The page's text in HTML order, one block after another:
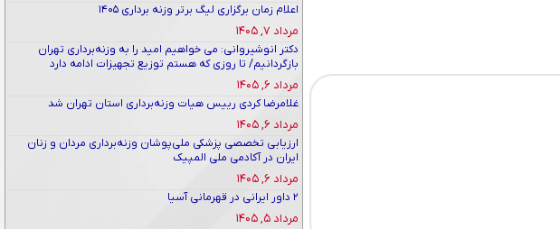
اعلام زمان برگزاری لیگ برتر وزنه برداری ۱۴۰۵
مرداد ۷, ۱۴۰۵
دکتر انوشیروانی: می خواهیم امید را به وزنه‌برداری تهران
بازگردانیم/ تا روزی که هستم توزیع تجهیزات ادامه دارد
مرداد ۶, ۱۴۰۵
غلامرضا کردی رییس هیات وزنه‌برداری استان تهران شد
مرداد ۶, ۱۴۰۵
ارزیابی تخصصی پزشکی ملی‌پوشان وزنه‌برداری مردان و زنان
ایران در آکادمی ملی المپیک
مرداد ۶, ۱۴۰۵
۲ داور ایرانی در قهرمانی آسیا
مرداد ۵, ۱۴۰۵